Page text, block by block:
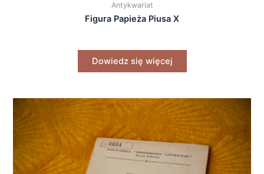
Antykwariat
Figura Papieża Piusa X
Dowiedz się więcej